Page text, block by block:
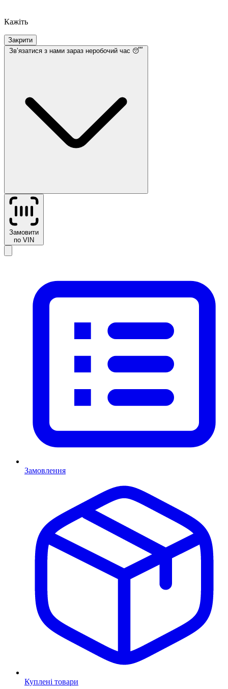
Кажіть
Закрити
Звʼязатися з нами зараз неробочий час 😴
Замовити
по VIN
Замовлення
Куплені товари